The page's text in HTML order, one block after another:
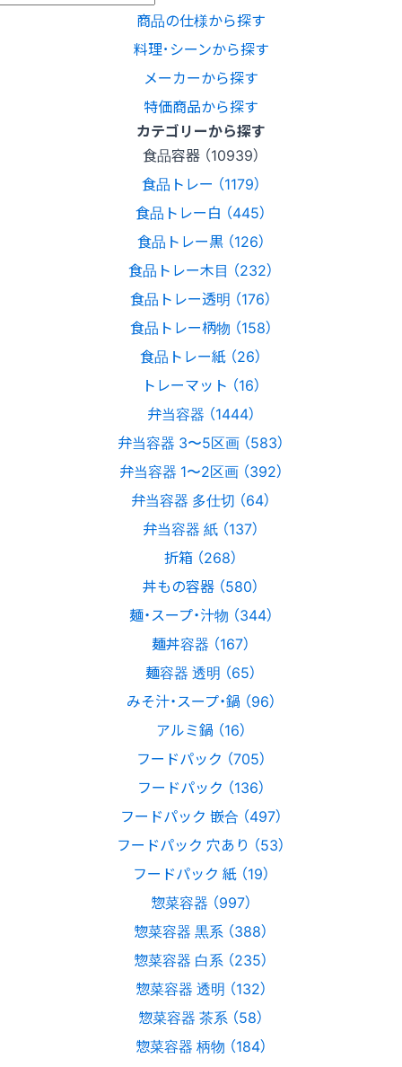
商品の仕様から探す
料理･シーンから探す
メーカーから探す
特価商品から探す
カテゴリーから探す
食品容器 （10939）
食品トレー （1179）
食品トレー白 （445）
食品トレー黒 （126）
食品トレー木目 （232）
食品トレー透明 （176）
食品トレー柄物 （158）
食品トレー紙 （26）
トレーマット （16）
弁当容器 （1444）
弁当容器 3〜5区画 （583）
弁当容器 1〜2区画 （392）
弁当容器 多仕切 （64）
弁当容器 紙 （137）
折箱 （268）
丼もの容器 （580）
麺・スープ・汁物 （344）
麺丼容器 （167）
麺容器 透明 （65）
みそ汁・スープ・鍋 （96）
アルミ鍋 （16）
フードパック （705）
フードパック （136）
フードパック 嵌合 （497）
フードパック 穴あり （53）
フードパック 紙 （19）
惣菜容器 （997）
惣菜容器 黒系 （388）
惣菜容器 白系 （235）
惣菜容器 透明 （132）
惣菜容器 茶系 （58）
惣菜容器 柄物 （184）